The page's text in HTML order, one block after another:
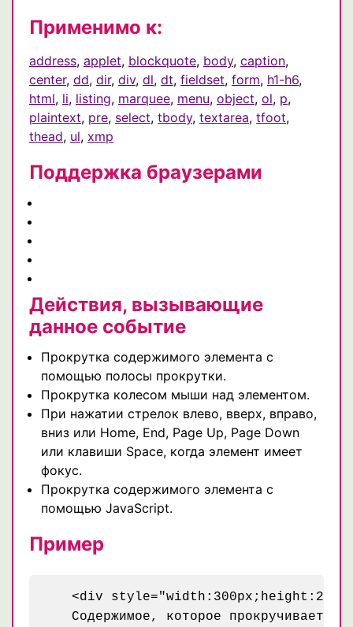
Применимо к:
address, applet, blockquote, body, caption,
center, dd, dir, div, dl, dt, fieldset, form, h1-h6,
html, li, listing, marquee, menu, object, ol, p,
plaintext, pre, select, tbody, textarea, tfoot,
thead, ul, xmp
Поддержка браузерами
Действия, вызывающие
данное событие
Прокрутка содержимого элемента с
помощью полосы прокрутки.
Прокрутка колесом мыши над элементом.
При нажатии стрелок влево, вверх, вправо,
вниз или Home, End, Page Up, Page Down
или клавиши Space, когда элемент имеет
фокус.
Прокрутка содержимого элемента с
помощью JavaScript.
Пример
<div
Содержимое, которое прокручивается